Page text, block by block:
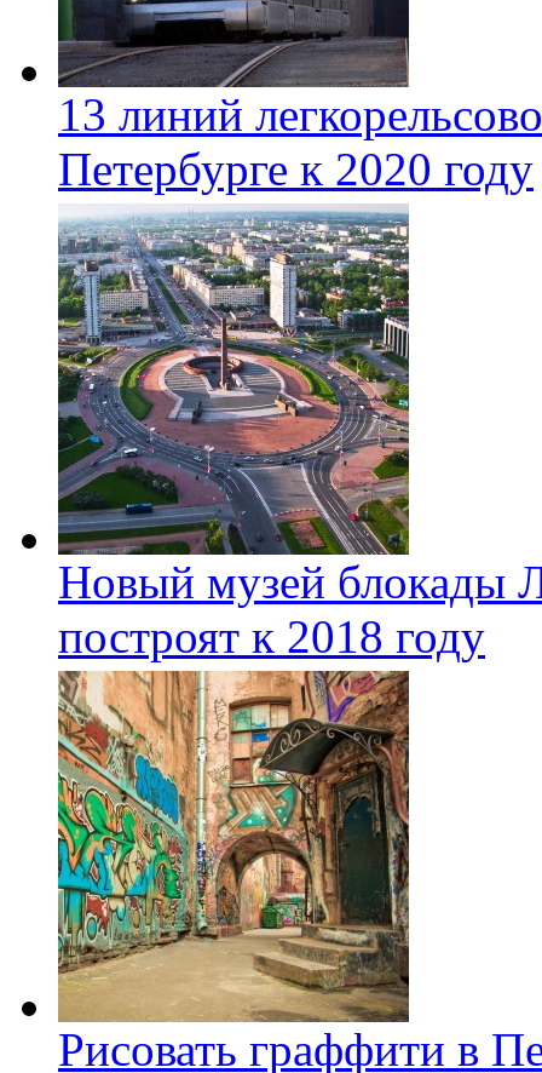
13 линий
Петербурге к 2020 году
Новый музей блокады
построят к 2018 году
Рисовать граффити в